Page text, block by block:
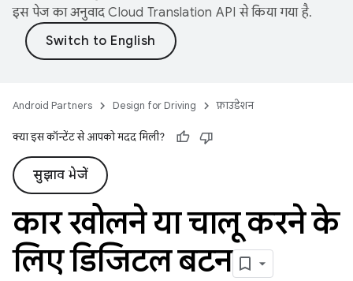
इस पेज का अनुवादCloud Translation API से किया गया है.
Android Partners Design for Driving फ़ाउंडेशन
क्या इस कॉन्टेंट से आपको मदद मिली?
सुझाव भेजें
कार खोलने या चालू करने के
लिए डिजिटल बटन